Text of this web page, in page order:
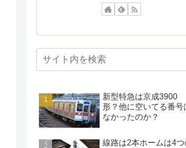
新型特急は京成3900
形？他に空いてる番号
なかったのか？
線路は2本ホームは4つ